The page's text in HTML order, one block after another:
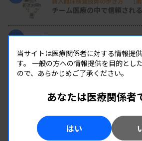
チーム医療の中で信頼され
2 変わり続ける検査の現場 #32
た後”まで確認
8月8・9両日にはDVT検診へ
導入経費や高齢化など課題に
全医共、検査DXテーマに議論
当サイトは医療関係者に対する情報提
す。 一般の方への情報提供を目的とし
ので、あらかじめご了承ください。
あなたは医療関係者
はい